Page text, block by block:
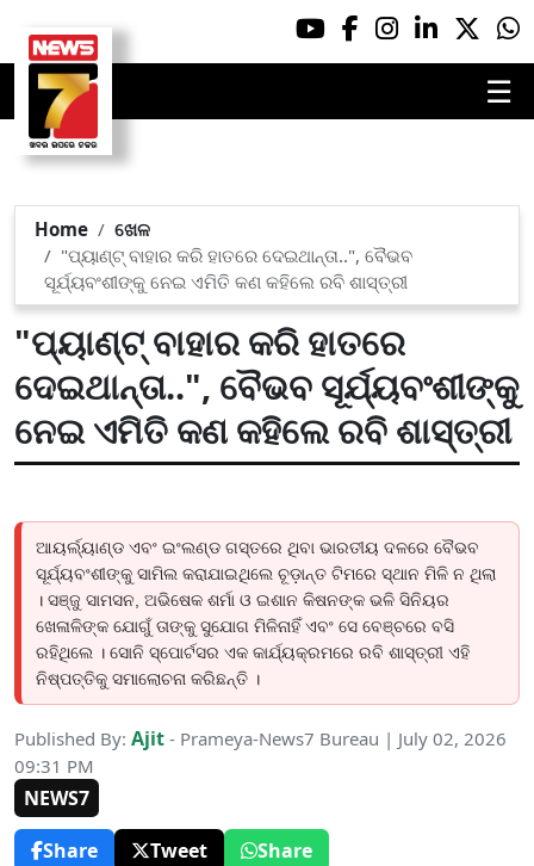
☰
Home
ଖେଳ
"ପ୍ୟାଣ୍ଟ୍ ବାହାର କରି ହାତରେ ଦେଇଥାନ୍ତା..", ବୈଭବ
ସୂର୍ଯ୍ୟବଂଶୀଙ୍କୁ ନେଇ ଏମିତି କଣ କହିଲେ ରବି ଶାସ୍ତ୍ରୀ
"ପ୍ୟାଣ୍ଟ୍ ବାହାର କରି ହାତରେ
ଦେଇଥାନ୍ତା..", ବୈଭବ ସୂର୍ଯ୍ୟବଂଶୀଙ୍କୁ
ନେଇ ଏମିତି କଣ କହିଲେ ରବି ଶାସ୍ତ୍ରୀ
ଆୟର୍ଲ୍ୟାଣ୍ଡ ଏବଂ ଇଂଲଣ୍ଡ ଗସ୍ତରେ ଥିବା ଭାରତୀୟ ଦଳରେ ବୈଭବ
ସୂର୍ଯ୍ୟବଂଶୀଙ୍କୁ ସାମିଲ କରାଯାଇଥିଲେ ଚୂଡ଼ାନ୍ତ ଟିମରେ ସ୍ଥାନ ମିଳି ନ ଥିଲା
। ସଞ୍ଜୁ ସାମସନ, ଅଭିଷେକ ଶର୍ମା ଓ ଇଶାନ କିଷନଙ୍କ ଭଳି ସିନିୟର
ଖେଳାଳିଙ୍କ ଯୋଗୁଁ ତାଙ୍କୁ ସୁଯୋଗ ମିଳିନାହିଁ ଏବଂ ସେ ବେଞ୍ଚରେ ବସି
ରହିଥିଲେ । ସୋନି ସ୍ପୋର୍ଟସର ଏକ କାର୍ଯ୍ୟକ୍ରମରେ ରବି ଶାସ୍ତ୍ରୀ ଏହି
ନିଷ୍ପତ୍ତିକୁ ସମାଲୋଚନା କରିଛନ୍ତି ।
Published By: Ajit - Prameya-News7 Bureau | July 02, 2026
09:31 PM
NEWS7
Share
Tweet Share